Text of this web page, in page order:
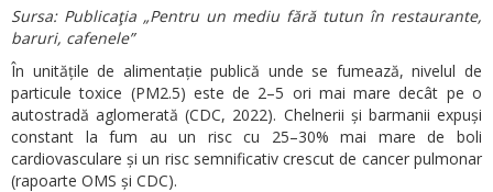
Sursa: Publicaţia „Pentru un mediu fără tutun în restaurante,
baruri, cafenele”
În unitățile de alimentație publică unde se fumează, nivelul de
particule toxice (PM2.5) este de 2–5 ori mai mare decât pe o
autostradă aglomerată (CDC, 2022). Chelnerii și barmanii expuși
constant la fum au un risc cu 25–30% mai mare de boli
cardiovasculare și un risc semnificativ crescut de cancer pulmonar
(rapoarte OMS și CDC).